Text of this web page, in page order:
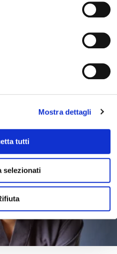
Mostra dettagli
tutti
selezionati